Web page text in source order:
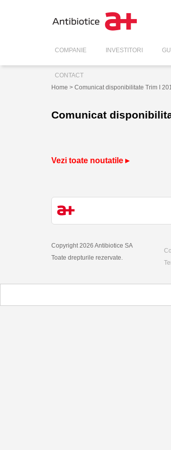
COMPANIE INVESTITORI
CONTACT
Home > Comunicat disponibilitate Trim I
Comunicat
Vezi toate noutatile ▸
Copyright 2026 Antibiotice SA
Toate drepturile rezervate.